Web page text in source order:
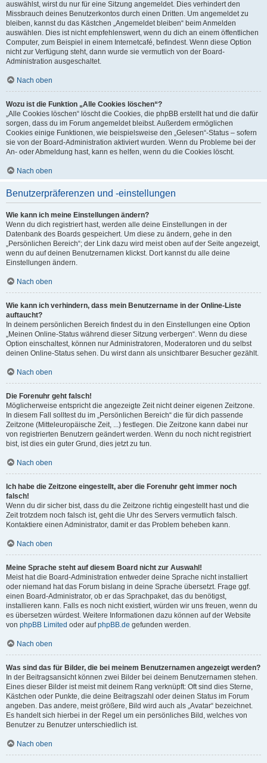
auswählst, wirst du nur für eine Sitzung angemeldet. Dies verhindert den
Missbrauch deines Benutzerkontos durch einen Dritten. Um angemeldet zu
bleiben, kannst du das Kästchen „Angemeldet bleiben“ beim Anmelden
auswählen. Dies ist nicht empfehlenswert, wenn du dich an einem öffentlichen
Computer, zum Beispiel in einem Internetcafé, befindest. Wenn diese Option
nicht zur Verfügung steht, dann wurde sie vermutlich von der Board-
Administration ausgeschaltet.
Nach oben
Wozu ist die Funktion „Alle Cookies löschen“?
„Alle Cookies löschen“ löscht die Cookies, die phpBB erstellt hat und die dafür
sorgen, dass du im Forum angemeldet bleibst. Außerdem ermöglichen
Cookies einige Funktionen, wie beispielsweise den „Gelesen“-Status – sofern
sie von der Board-Administration aktiviert wurden. Wenn du Probleme bei der
An- oder Abmeldung hast, kann es helfen, wenn du die Cookies löscht.
Nach oben
Benutzerpräferenzen und -einstellungen
Wie kann ich meine Einstellungen ändern?
Wenn du dich registriert hast, werden alle deine Einstellungen in der
Datenbank des Boards gespeichert. Um diese zu ändern, gehe in den
„Persönlichen Bereich“; der Link dazu wird meist oben auf der Seite angezeigt,
wenn du auf deinen Benutzernamen klickst. Dort kannst du alle deine
Einstellungen ändern.
Nach oben
Wie kann ich verhindern, dass mein Benutzername in der Online-Liste
auftaucht?
In deinem persönlichen Bereich findest du in den Einstellungen eine Option
„Meinen Online-Status während dieser Sitzung verbergen“. Wenn du diese
Option einschaltest, können nur Administratoren, Moderatoren und du selbst
deinen Online-Status sehen. Du wirst dann als unsichtbarer Besucher gezählt.
Nach oben
Die Forenuhr geht falsch!
Möglicherweise entspricht die angezeigte Zeit nicht deiner eigenen Zeitzone.
In diesem Fall solltest du im „Persönlichen Bereich“ die für dich passende
Zeitzone (Mitteleuropäische Zeit, ...) festlegen. Die Zeitzone kann dabei nur
von registrierten Benutzern geändert werden. Wenn du noch nicht registriert
bist, ist dies ein guter Grund, dies jetzt zu tun.
Nach oben
Ich habe die Zeitzone eingestellt, aber die Forenuhr geht immer noch
falsch!
Wenn du dir sicher bist, dass du die Zeitzone richtig eingestellt hast und die
Zeit trotzdem noch falsch ist, geht die Uhr des Servers vermutlich falsch.
Kontaktiere einen Administrator, damit er das Problem beheben kann.
Nach oben
Meine Sprache steht auf diesem Board nicht zur Auswahl!
Meist hat die Board-Administration entweder deine Sprache nicht installiert
oder niemand hat das Forum bislang in deine Sprache übersetzt. Frage ggf.
einen Board-Administrator, ob er das Sprachpaket, das du benötigst,
installieren kann. Falls es noch nicht existiert, würden wir uns freuen, wenn du
es übersetzen würdest. Weitere Informationen dazu können auf der Website
von phpBB Limited oder aufphpBB.de gefunden werden.
Nach oben
Was sind das für Bilder, die bei meinem Benutzernamen angezeigt werden?
In der Beitragsansicht können zwei Bilder bei deinem Benutzernamen stehen.
Eines dieser Bilder ist meist mit deinem Rang verknüpft: Oft sind dies Sterne,
Kästchen oder Punkte, die deine Beitragszahl oder deinen Status im Forum
angeben. Das andere, meist größere, Bild wird auch als „Avatar“ bezeichnet.
Es handelt sich hierbei in der Regel um ein persönliches Bild, welches von
Benutzer zu Benutzer unterschiedlich ist.
Nach oben